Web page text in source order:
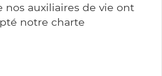
nos auxiliaires de vie ont
notre charte